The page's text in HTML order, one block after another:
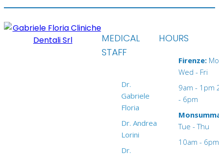
MEDICAL
STAFF
Dr.
Gabriele
Floria
Dr. Andrea
Lorini
Dr.
HOURS
Firenze:
Wed - Fri
9am - 1pm
- 6pm
Tue - Thu
10am - 6pm